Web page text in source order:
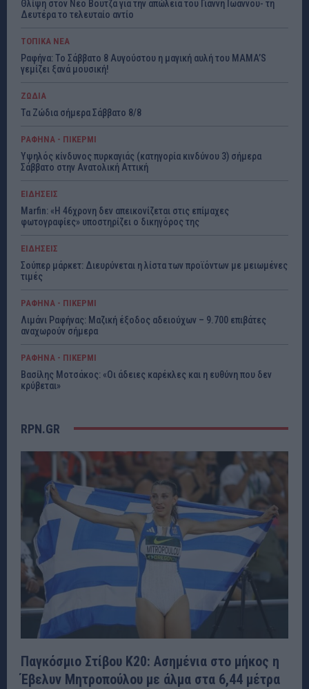
Θλίψη στον Νέο Βουτζά για την απώλεια του Γιάννη Ιωάννου- τη
Δευτέρα το τελευταίο αντίο
ΤΟΠΙΚΑ ΝΕΑ
Ραφήνα: Το Σάββατο 8 Αυγούστου η μαγική αυλή του MAMA’S
γεμίζει ξανά μουσική!
ΖΩΔΙΑ
Τα Ζώδια σήμερα Σάββατο 8/8
ΡΑΦΗΝΑ - ΠΙΚΕΡΜΙ
Υψηλός κίνδυνος πυρκαγιάς (κατηγορία κινδύνου 3) σήμερα
Σάββατο στην Ανατολική Αττική
ΕΙΔΗΣΕΙΣ
Marfin: «Η 46χρονη δεν απεικονίζεται στις επίμαχες
φωτογραφίες» υποστηρίζει ο δικηγόρος της
ΕΙΔΗΣΕΙΣ
Σούπερ μάρκετ: Διευρύνεται η λίστα των προϊόντων με μειωμένες
τιμές
ΡΑΦΗΝΑ - ΠΙΚΕΡΜΙ
Λιμάνι Ραφήνας: Μαζική έξοδος αδειούχων – 9.700 επιβάτες
αναχωρούν σήμερα
ΡΑΦΗΝΑ - ΠΙΚΕΡΜΙ
Βασίλης Μοτσάκος: «Οι άδειες καρέκλες και η ευθύνη που δεν
κρύβεται»
RPN.GR
Παγκόσμιο Στίβου Κ20: Ασημένια στο μήκος η
Έβελυν Μητροπούλου με άλμα στα 6,44 μέτρα